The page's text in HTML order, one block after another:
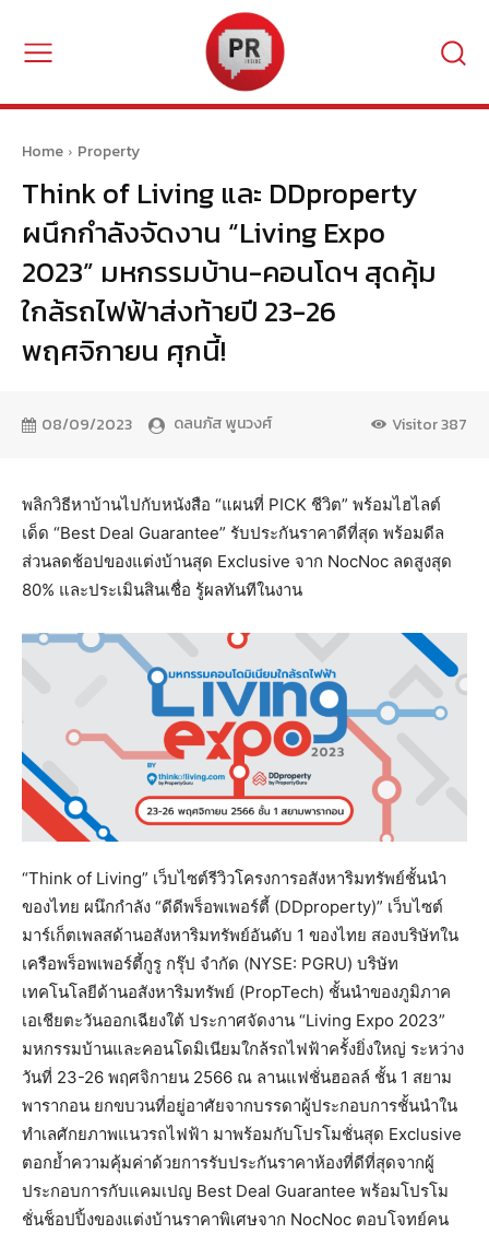
Home Property
Think of Living และ DDproperty
ผนึกกำลังจัดงาน “Living Expo
2023” มหกรรมบ้าน-คอนโดฯ สุดคุ้ม
ใกล้รถไฟฟ้าส่งท้ายปี 23-26
พฤศจิกายน ศุกนี้!
08/09/2023 ดลนภัส พูนวงศ์ Visitor387
พลิกวิธีหาบ้านไปกับหนังสือ “แผนที่ PICK ชีวิต” พร้อมไฮไลต์
เด็ด “Best Deal Guarantee” รับประกันราคาดีที่สุด พร้อมดีล
ส่วนลดช้อปของแต่งบ้านสุด Exclusive จาก NocNoc ลดสูงสุด
80% และประเมินสินเชื่อ รู้ผลทันทีในงาน
“Think of Living” เว็บไซต์รีวิวโครงการอสังหาริมทรัพย์ชั้นนำ
ของไทย ผนึกกำลัง “ดีดีพร็อพเพอร์ตี้ (DDproperty)” เว็บไซต์
มาร์เก็ตเพลสด้านอสังหาริมทรัพย์อันดับ 1 ของไทย สองบริษัทใน
เครือพร็อพเพอร์ตี้กูรู กรุ๊ป จำกัด (NYSE: PGRU) บริษัท
เทคโนโลยีด้านอสังหาริมทรัพย์ (PropTech) ชั้นนำของภูมิภาค
เอเชียตะวันออกเฉียงใต้ ประกาศจัดงาน “Living Expo 2023”
มหกรรมบ้านและคอนโดมิเนียมใกล้รถไฟฟ้าครั้งยิ่งใหญ่ ระหว่าง
วันที่ 23-26 พฤศจิกายน 2566 ณ ลานแฟชั่นฮอลล์ ชั้น 1 สยาม
พารากอน ยกขบวนที่อยู่อาศัยจากบรรดาผู้ประกอบการชั้นนำใน
ทำเลศักยภาพแนวรถไฟฟ้า มาพร้อมกับโปรโมชั่นสุด Exclusive
ตอกย้ำความคุ้มค่าด้วยการรับประกันราคาห้องที่ดีที่สุดจากผู้
ประกอบการกับแคมเปญ Best Deal Guarantee พร้อมโปรโม
ชั่นช็อปปิ้งของแต่งบ้านราคาพิเศษจาก NocNoc ตอบโจทย์คน